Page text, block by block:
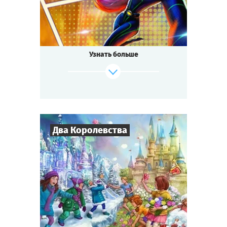
Тип квеста Квестория
Cыграть Смотреть сценарий
Узнать больше
Два Королевства
Игроков 6-40
Время игры 1-1,5 ч.
Тематика Сказка
Тип квеста Квестория